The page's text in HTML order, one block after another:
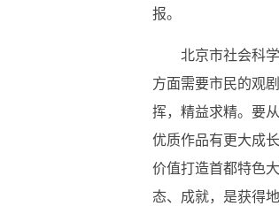
报。
北京市社会科
方面需要市民的观
挥，精益求精。要
优质作品有更大成
价值打造首都特色
态、成就，是获得